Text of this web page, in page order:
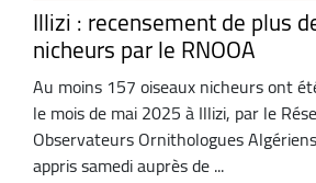
Illizi : recensement de plus
nicheurs par le RNOOA
Au moins 157 oiseaux nicheurs ont
le mois de mai 2025 à Illizi, par le
Observateurs Ornithologues
appris samedi auprès de ...